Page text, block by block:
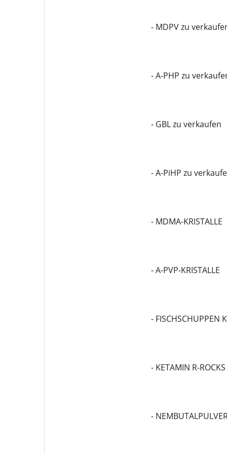
- MDPV zu
- A-PHP zu
- GBL zu verkaufen
- A-PiHP zu
- MDMA-KRISTALLE
- A-PVP-KRISTALLE
- FISCHSCHUPPEN
- KETAMIN R-ROCKS
-